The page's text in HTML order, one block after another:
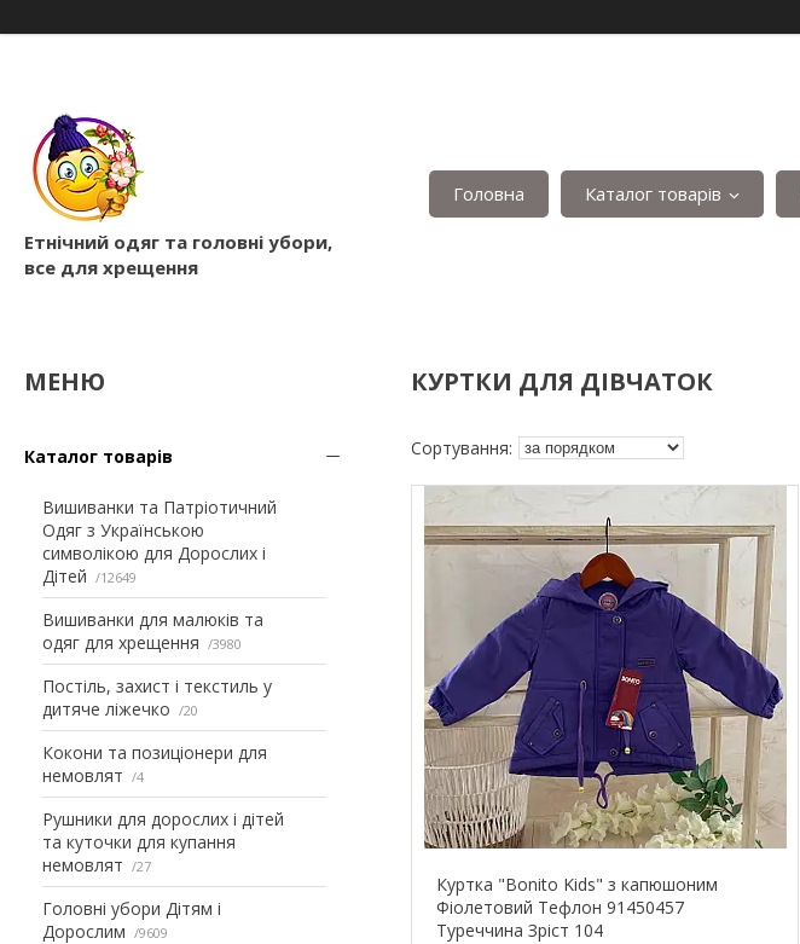
Етнічний одяг та головні убори,
все для хрещення
Головна Каталог товарів
Каталог товарів
Вишиванки та Патріотичний
Одяг з Українською
символікою для Дорослих і
Дітей
12649
Вишиванки для малюків та
одяг для хрещення
3980
Постіль, захист і текстиль у
дитяче ліжечко
20
Кокони та позиціонери для
немовлят
4
Рушники для дорослих і дітей
та куточки для купання
немовлят
27
Головні убори Дітям і
Дорослим
9609
КУРТКИ ДЛЯ ДІВЧАТОК
Куртка "Bonito Kids" з капюшоним
Фіолетовий Тефлон 91450457
Туреччина Зріст 104